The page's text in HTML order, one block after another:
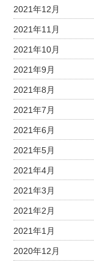
2021年12月
2021年11月
2021年10月
2021年9月
2021年8月
2021年7月
2021年6月
2021年5月
2021年4月
2021年3月
2021年2月
2021年1月
2020年12月